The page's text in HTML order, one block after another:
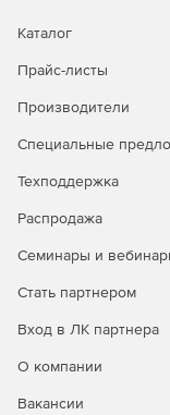
Каталог
Прайс-листы
Производители
Специальные
Техподдержка
Распродажа
Семинары и
Стать партнером
Вход в ЛК партнера
О компании
Вакансии